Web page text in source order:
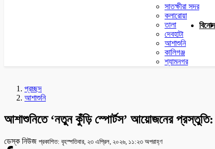
সাতক্ষীরা সদর
কলারোয়া
তালা
দেবহাটা
আশাশুনি
কালিগঞ্জ
শ্যামনগর
প্রচ্ছদ
আশাশুনি
আশাশুনিতে ‘নতুন কুঁড়ি স্পোর্টস’ আয়োজনের প্রস্তুতি:
ডেস্ক নিউজ প্রকাশিত: বৃহস্পতিবার, ২৩ এপ্রিল, ২০২৬, ১১:২৩ অপরাহ্ণ